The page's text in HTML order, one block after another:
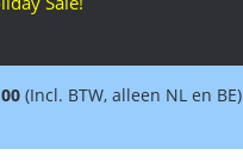
(Incl. BTW, alleen NL en BE)